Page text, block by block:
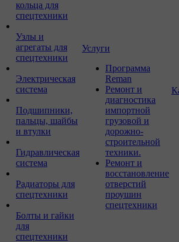
кольца для
спецтехники
Узлы и
агрегаты для
спецтехники
Электрическая
система
Подшипники,
пальцы, шайбы
и втулки
Гидравлическая
система
Радиаторы для
спецтехники
Болты и гайки
для
спецтехники
Услуги
Программа
Reman
Ремонт и
диагностика
импортной
грузовой и
дорожно-
строительной
техники.
Ремонт и
восстановление
отверстий
проушин
спецтехники